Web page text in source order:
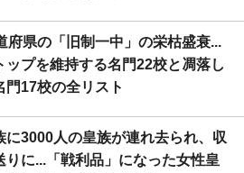
府県の「旧制一中」の栄枯盛衰...
ップを維持する名門22校と凋落し
門17校の全リスト
に3000人の皇族が連れ去られ、収
りに...「戦利品」になった女性皇